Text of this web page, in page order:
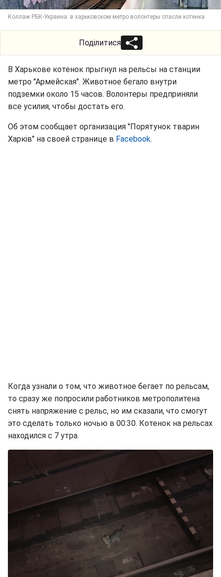
Коллаж РБК-Украина: в харьковском метро волонтеры спасли котенка
Поділитися
В Харькове котенок прыгнул на рельсы на станции
метро "Армейская". Животное бегало внутри
подземки около 15 часов. Волонтеры предприняли
все усилия, чтобы достать его.
Об этом сообщает организация "Порятунок тварин
Харків" на своей странице в Facebook.
Когда узнали о том, что животное бегает по рельсам,
то сразу же попросили работников метрополитена
снять напряжение с рельс, но им сказали, что смогут
это сделать только ночью в 00:30. Котенок на рельсах
находился с 7 утра.